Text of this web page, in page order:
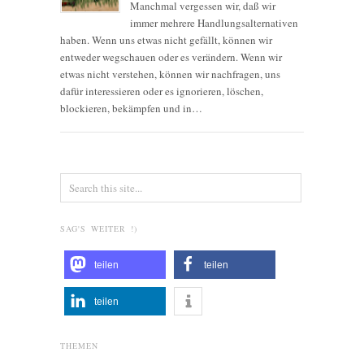
Manchmal vergessen wir, daß wir
immer mehrere Handlungsalternativen
haben. Wenn uns etwas nicht gefällt, können wir
entweder wegschauen oder es verändern. Wenn wir
etwas nicht verstehen, können wir nachfragen, uns
dafür interessieren oder es ignorieren, löschen,
blockieren, bekämpfen und in…
SAG'S WEITER !)
teilen teilen
teilen
THEMEN